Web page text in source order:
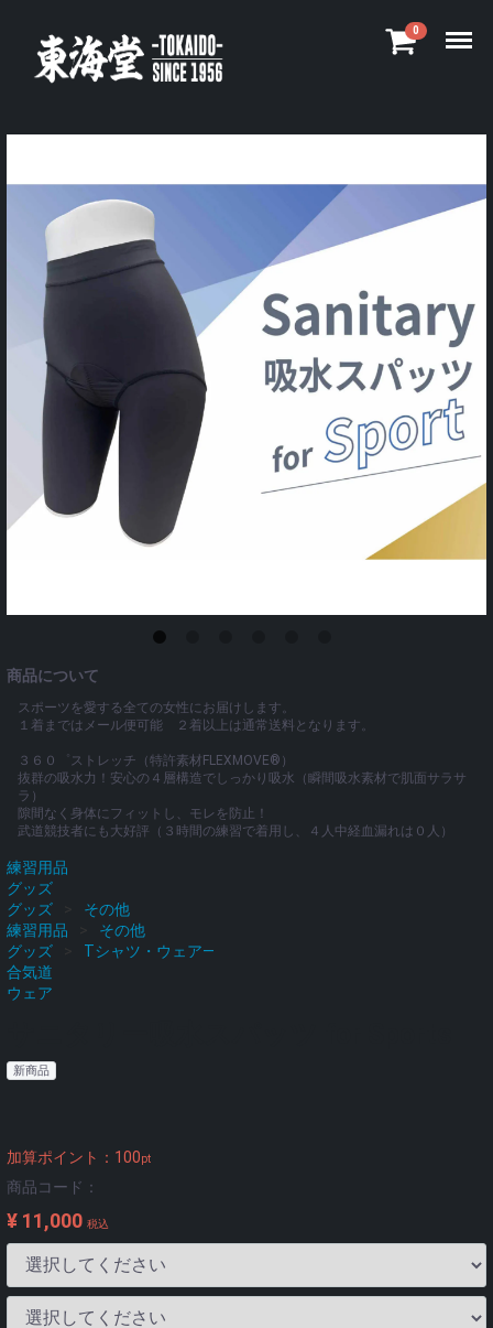
0
商品について
スポーツを愛する全ての女性にお届けします。
１着まではメール便可能 ２着以上は通常送料となります。
３６０゜ストレッチ（特許素材FLEXMOVE®）
抜群の吸水力！安心の４層構造でしっかり吸水（瞬間吸水素材で肌面サラサ
ラ）
隙間なく身体にフィットし、モレを防止！
武道競技者にも大好評（３時間の練習で着用し、４人中経血漏れは０人）
練習用品
グッズ
グッズ
その他
練習用品
その他
グッズ
Tシャツ・ウェア―
合気道
ウェア
新商品
加算ポイント： 100pt
商品コード：
¥ 11,000 税込